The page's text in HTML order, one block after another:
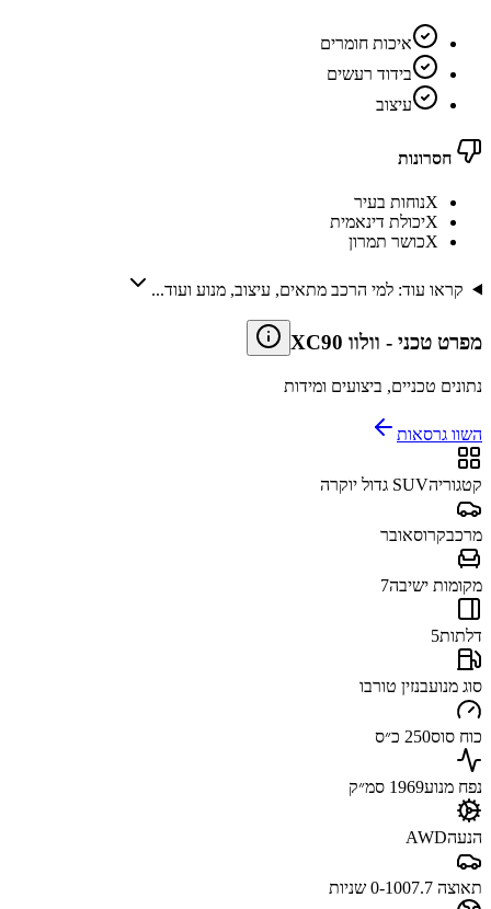
איכות חומרים
בידוד רעשים
עיצוב
חסרונות
Xנוחות בעיר
Xיכולת דינאמית
Xכושר תמרון
קראו עוד: למי הרכב מתאים, עיצוב, מנוע ועוד...
מפרט טכני - וולוו XC90
נתונים טכניים, ביצועים ומידות
השוו גרסאות
קטגוריהSUV גדול יוקרה
מרכבקרוסאובר
מקומות ישיבה7
דלתות5
סוג מנועבנזין טורבו
כוח סוס250 כ״ס
נפח מנוע1969 סמ״ק
הנעהAWD
תאוצה 0-100 7.7 שניות